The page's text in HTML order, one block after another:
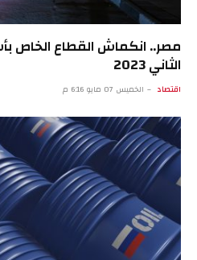
مصر.. انكماش القطاع الخاص
الثاني 2023
اقتصاد الخميس 07 مايو 6:16 م